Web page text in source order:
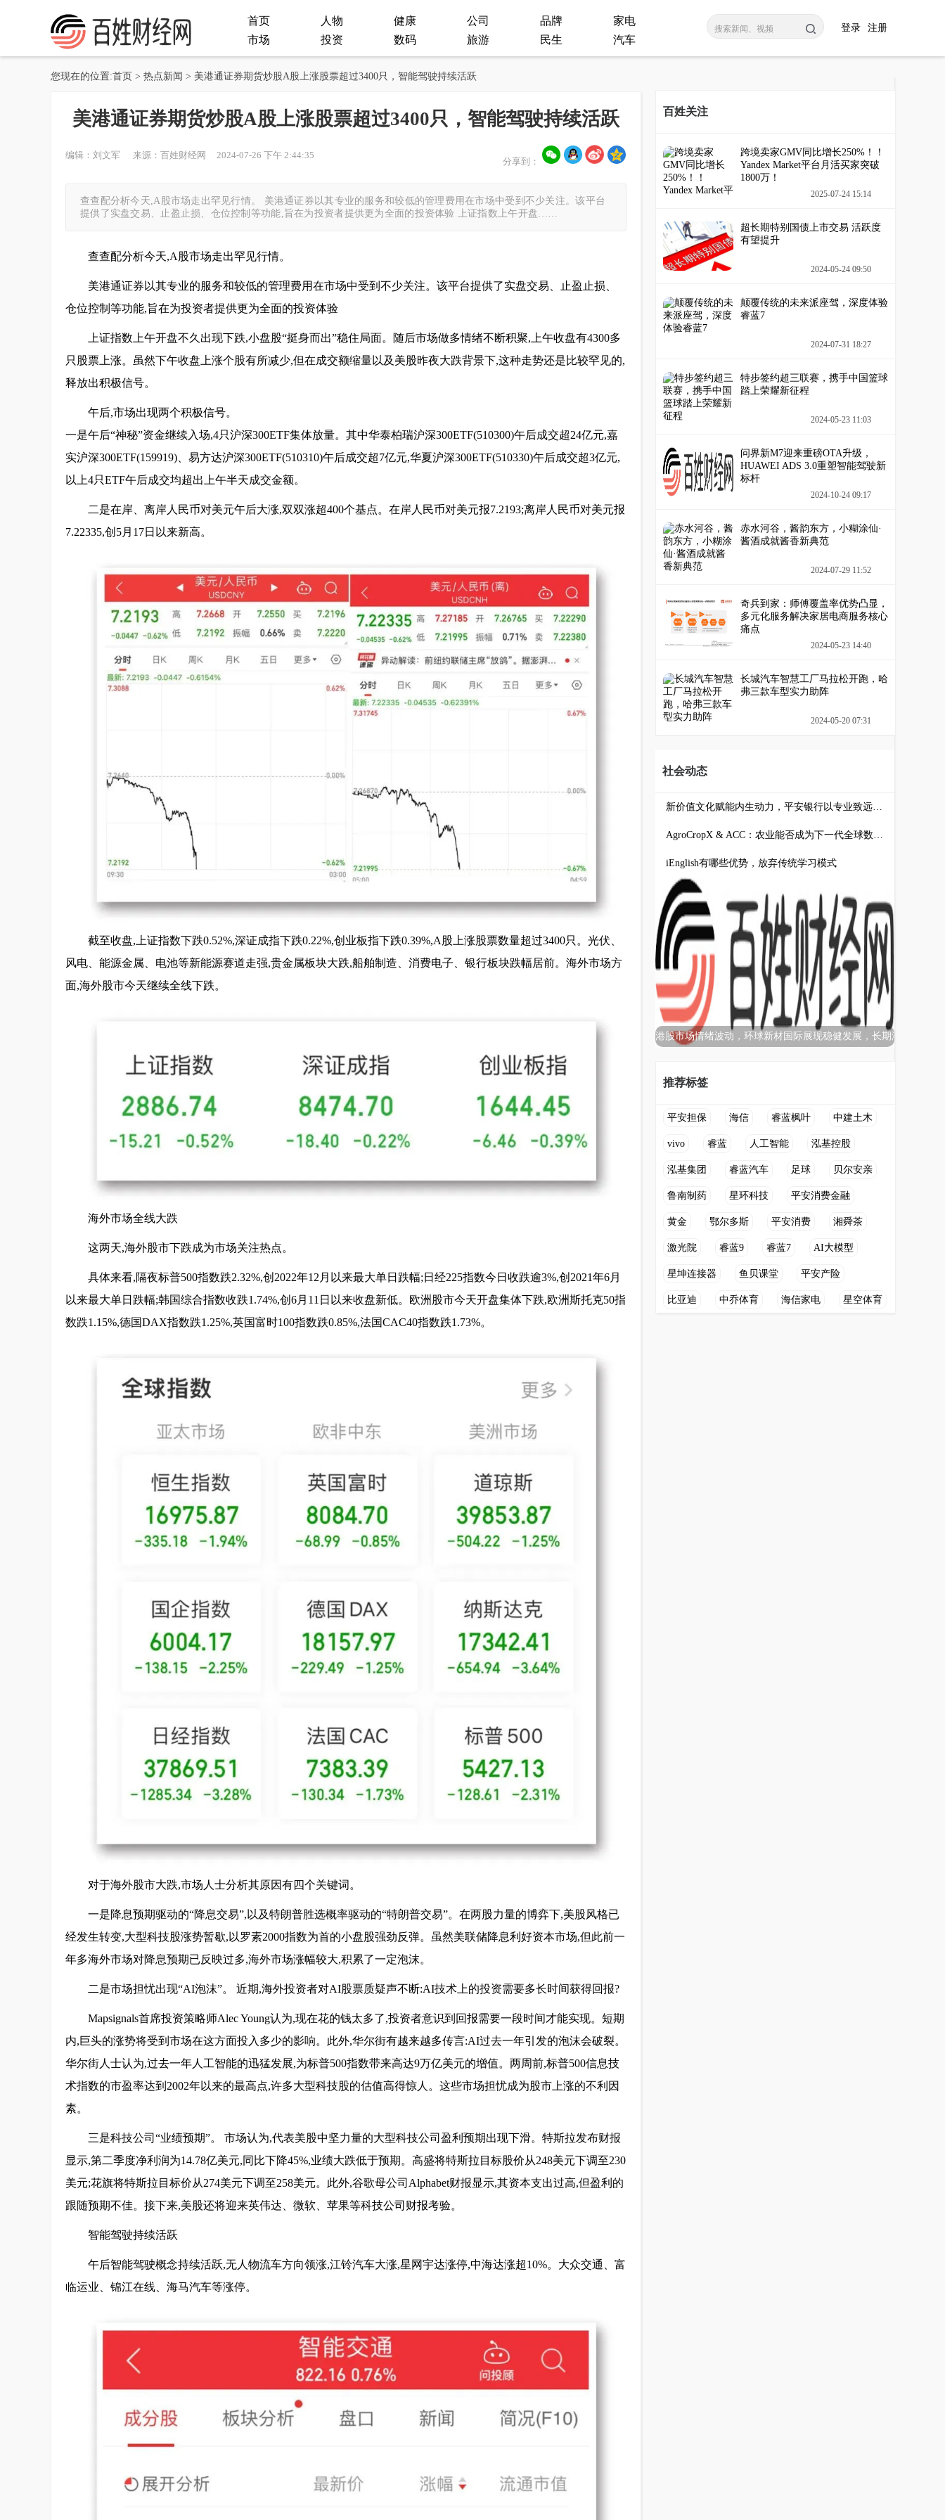
首页 人物 健康 公司 品牌
家电
市场
投资 数码 旅游 民生 汽车
注册
登录
您现在的位置:首页 > 热点新闻 > 美港通证券期货炒股A股上涨股票超过3400只，智能驾驶持续活跃
美港通证券期货炒股A股上涨股票超过3400只，智能驾驶持续活跃
编辑：刘文军 来源：百姓财经网 2024-07-26 下午 2:44:35
分享到：
查查配分析今天,A股市场走出罕见行情。 美港通证券以其专业的服务和较低的管理费用在市场中受到不少关注。该平台
提供了实盘交易、止盈止损、仓位控制等功能,旨在为投资者提供更为全面的投资体验 上证指数上午开盘……
查查配分析今天,A股市场走出罕见行情。
美港通证券以其专业的服务和较低的管理费用在市场中受到不少关注。该平台提供了实盘交易、止盈止损、
仓位控制等功能,旨在为投资者提供更为全面的投资体验
上证指数上午开盘不久出现下跌,小盘股“挺身而出”稳住局面。随后市场做多情绪不断积聚,上午收盘有4300多
只股票上涨。虽然下午收盘上涨个股有所减少,但在成交额缩量以及美股昨夜大跌背景下,这种走势还是比较罕见的,
释放出积极信号。
午后,市场出现两个积极信号。
一是午后“神秘”资金继续入场,4只沪深300ETF集体放量。其中华泰柏瑞沪深300ETF(510300)午后成交超24亿元,嘉
实沪深300ETF(159919)、易方达沪深300ETF(510310)午后成交超7亿元,华夏沪深300ETF(510330)午后成交超3亿元,
以上4只ETF午后成交均超出上午半天成交金额。
二是在岸、离岸人民币对美元午后大涨,双双涨超400个基点。在岸人民币对美元报7.2193;离岸人民币对美元报
7.22335,创5月17日以来新高。
截至收盘,上证指数下跌0.52%,深证成指下跌0.22%,创业板指下跌0.39%,A股上涨股票数量超过3400只。光伏、
风电、能源金属、电池等新能源赛道走强,贵金属板块大跌,船舶制造、消费电子、银行板块跌幅居前。海外市场方
面,海外股市今天继续全线下跌。
海外市场全线大跌
这两天,海外股市下跌成为市场关注热点。
具体来看,隔夜标普500指数跌2.32%,创2022年12月以来最大单日跌幅;日经225指数今日收跌逾3%,创2021年6月
以来最大单日跌幅;韩国综合指数收跌1.74%,创6月11日以来收盘新低。欧洲股市今天开盘集体下跌,欧洲斯托克50指
数跌1.15%,德国DAX指数跌1.25%,英国富时100指数跌0.85%,法国CAC40指数跌1.73%。
对于海外股市大跌,市场人士分析其原因有四个关键词。
一是降息预期驱动的“降息交易”,以及特朗普胜选概率驱动的“特朗普交易”。在两股力量的博弈下,美股风格已
经发生转变,大型科技股涨势暂歇,以罗素2000指数为首的小盘股强劲反弹。虽然美联储降息利好资本市场,但此前一
年多海外市场对降息预期已反映过多,海外市场涨幅较大,积累了一定泡沫。
二是市场担忧出现“AI泡沫”。 近期,海外投资者对AI股票质疑声不断:AI技术上的投资需要多长时间获得回报?
Mapsignals首席投资策略师Alec Young认为,现在花的钱太多了,投资者意识到回报需要一段时间才能实现。短期
内,巨头的涨势将受到市场在这方面投入多少的影响。此外,华尔街有越来越多传言:AI过去一年引发的泡沫会破裂。
华尔街人士认为,过去一年人工智能的迅猛发展,为标普500指数带来高达9万亿美元的增值。两周前,标普500信息技
术指数的市盈率达到2002年以来的最高点,许多大型科技股的估值高得惊人。这些市场担忧成为股市上涨的不利因
素。
三是科技公司“业绩预期”。 市场认为,代表美股中坚力量的大型科技公司盈利预期出现下滑。特斯拉发布财报
显示,第二季度净利润为14.78亿美元,同比下降45%,业绩大跌低于预期。高盛将特斯拉目标股价从248美元下调至230
美元;花旗将特斯拉目标价从274美元下调至258美元。此外,谷歌母公司Alphabet财报显示,其资本支出过高,但盈利的
跟随预期不佳。接下来,美股还将迎来英伟达、微软、苹果等科技公司财报考验。
智能驾驶持续活跃
午后智能驾驶概念持续活跃,无人物流车方向领涨,江铃汽车大涨,星网宇达涨停,中海达涨超10%。大众交通、富
临运业、锦江在线、海马汽车等涨停。
百姓关注
跨境卖家GMV同比增长250%！！
Yandex Market平台月活买家突破
1800万！
2025-07-24 15:14
超长期特别国债上市交易 活跃度
有望提升
2024-05-24 09:50
颠覆传统的未来派座驾，深度体验
睿蓝7
2024-07-31 18:27
特步签约超三联赛，携手中国篮球
踏上荣耀新征程
2024-05-23 11:03
问界新M7迎来重磅OTA升级，
HUAWEI ADS 3.0重塑智能驾驶新
标杆
2024-10-24 09:17
赤水河谷，酱韵东方，小糊涂仙·
酱酒成就酱香新典范
2024-07-29 11:52
奇兵到家：师傅覆盖率优势凸显，
多元化服务解决家居电商服务核心
痛点
2024-05-23 14:40
长城汽车智慧工厂马拉松开跑，哈
弗三款车型实力助阵
2024-05-20 07:31
社会动态
新价值文化赋能内生动力，平安银行以专业致远引领服务跃升
AgroCropX & ACC：农业能否成为下一代全球数字资产？
iEnglish有哪些优势，放弃传统学习模式
港股市场情绪波动，环球新材国际展现稳健发展，长期潜
推荐标签
平安担保 海信 睿蓝枫叶 中建土木
vivo 睿蓝 人工智能 泓基控股
泓基集团 睿蓝汽车 足球 贝尔安亲
鲁南制药 星环科技 平安消费金融
黄金 鄂尔多斯 平安消费 湘舜茶
激光院 睿蓝9 睿蓝7 AI大模型
星坤连接器 鱼贝课堂 平安产险
比亚迪 中乔体育 海信家电 星空体育